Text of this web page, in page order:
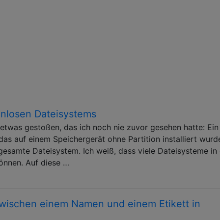
Dateisystems
gestoßen, das ich noch nie zuvor gesehen hatte: Ein
auf einem Speichergerät ohne Partition installiert
Dateisystem. Ich weiß, dass viele Dateisysteme in
Auf diese …
einem Namen und einem Etikett in